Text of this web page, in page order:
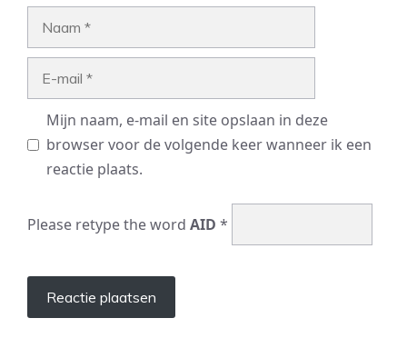
Mijn naam, e-mail en site opslaan in deze
browser voor de volgende keer wanneer ik een
reactie plaats.
Please retype the word AID *